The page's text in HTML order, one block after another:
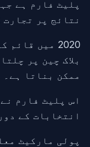
پلیٹ فارم ہے
نتائج پر تجارت
2020 میں
بلاک چین پر
ممکن بناتا ہے۔
اس پلیٹ فارم
انتخابات کے
پولی مارکیٹ